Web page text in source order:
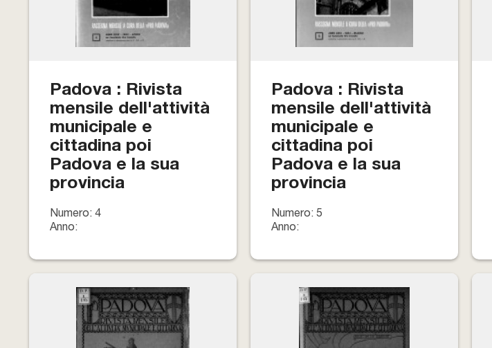
Padova : Rivista
mensile dell'attività
municipale e
cittadina poi
Padova e la sua
provincia
Numero: 4
Anno:
Padova : Rivista
mensile dell'attività
municipale e
cittadina poi
Padova e la sua
provincia
Numero: 5
Anno: